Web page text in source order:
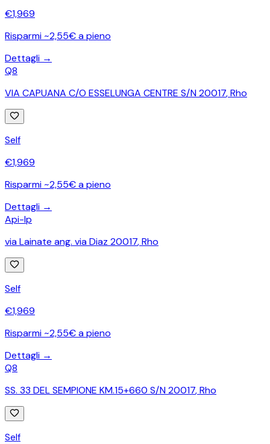
€1,969
Risparmi ~2,55€ a pieno
Dettagli →
Q8
VIA CAPUANA C/O ESSELUNGA CENTRE S/N 20017,Rho
Self
€1,969
Risparmi ~2,55€ a pieno
Dettagli →
Api-Ip
via Lainate ang. via Diaz 20017,Rho
Self
€1,969
Risparmi ~2,55€ a pieno
Dettagli →
Q8
SS. 33 DEL SEMPIONE KM.15+660 S/N 20017,Rho
Self